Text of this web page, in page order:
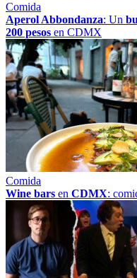
Comida
Aperol Abbondanza: Un
200 pesos en CDMX
Comida
Wine bars en CDMX: